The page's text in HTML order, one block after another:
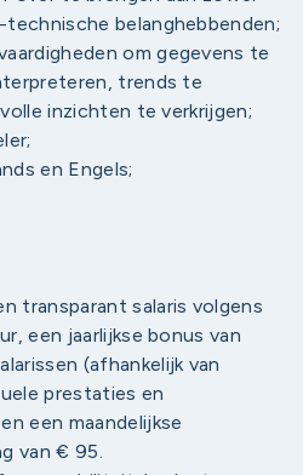
belanghebbenden;
om gegevens te
trends te
inzichten te verkrijgen;
en Engels;
transparant salaris volgens
een jaarlijkse bonus van
(afhankelijk van
prestaties en
een maandelijkse
van € 95.